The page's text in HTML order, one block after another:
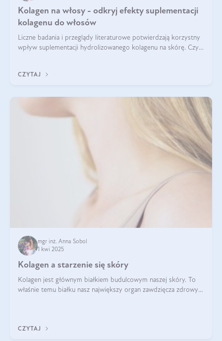
Kolagen na włosy - odkryj efekty suplementacji
kolagenu do włosów
Liczne badania i przeglądy literaturowe potwierdzają korzystny
wpływ suplementacji hydrolizowanego kolagenu na skórę. Czy
CZYTAJ
mgr inż. Anna Sobol
1 kwi 2025
Kolagen a starzenie się skóry
Kolagen jest głównym białkiem budulcowym naszej skóry. To
właśnie temu białku nasz największy organ zawdzięcza zdrowy
CZYTAJ